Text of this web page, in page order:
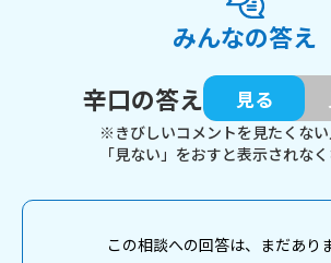
みんなの答え
辛口の答え
見る
※きびしいコメントを見たくな
「見ない」をおすと表示されなく
この相談への回答は、まだあり